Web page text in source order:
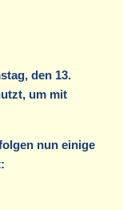
den 13.
um mit
nun einige